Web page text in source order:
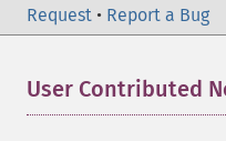
Request • Report a Bug
User Contributed